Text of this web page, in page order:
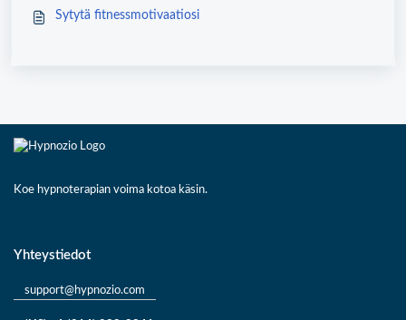
Sytytä fitnessmotivaatiosi
Koe hypnoterapian voima kotoa käsin.
Yhteystiedot
support@hypnozio.com